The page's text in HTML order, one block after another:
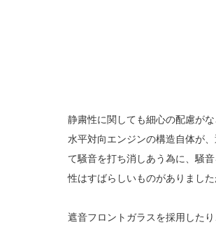
静粛性に関しても細心の配慮がな
水平対向エンジンの構造自体が
て騒音を打ち消しあう為に、騒
性はすばらしいものがありまし
遮音フロントガラスを採用した